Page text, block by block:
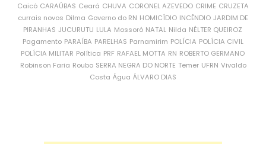
Caicó CARAÚBAS Ceará CHUVA CORONEL AZEVEDO CRIME CRUZETA
currais novos Dilma Governo do RN HOMICÍDIO INCÊNDIO JARDIM DE
PIRANHAS JUCURUTU LULA Mossoró NATAL Nilda NÉLTER QUEIROZ
Pagamento PARAÍBA PARELHAS Parnamirim POLÍCIA POLÍCIA CIVIL
POLÍCIA MILITAR Política PRF RAFAEL MOTTA RN ROBERTO GERMANO
Robinson Faria Roubo SERRA NEGRA DO NORTE Temer UFRN Vivaldo
Costa Água ÁLVARO DIAS